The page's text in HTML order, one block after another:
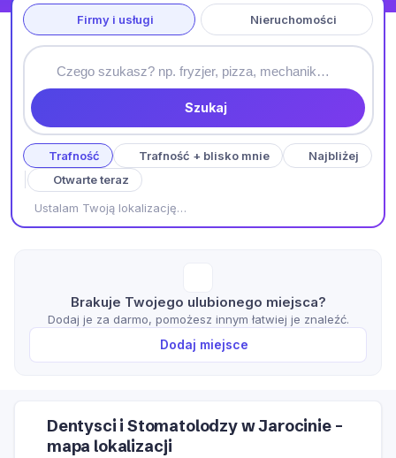
Firmy i usługi Nieruchomości
Szukaj
Trafność Trafność + blisko mnie
Najbliżej
Otwarte teraz
Ustalam Twoją lokalizację…
Brakuje Twojego ulubionego miejsca?
Dodaj je za darmo, pomożesz innym łatwiej je znaleźć.
Dodaj miejsce
Dentysci i Stomatolodzy w Jarocinie –
mapa lokalizacji